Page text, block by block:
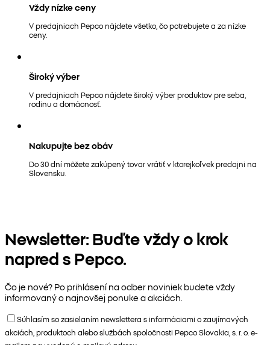
Vždy nízke ceny
V predajniach Pepco nájdete všetko, čo potrebujete a za nízke
ceny.
Široký výber
V predajniach Pepco nájdete široký výber produktov pre seba,
rodinu a domácnosť.
Nakupujte bez obáv
Do 30 dní môžete zakúpený tovar vrátiť v ktorejkoľvek predajni na
Slovensku.
Newsletter: Buďte vždy o krok
napred s Pepco.
Čo je nové? Po prihlásení na odber noviniek budete vždy
informovaný o najnovšej ponuke a akciách.
Súhlasím so zasielaním newslettera s informáciami o zaujímavých
akciách, produktoch alebo službách spoločnosti Pepco Slovakia, s. r. o. e-